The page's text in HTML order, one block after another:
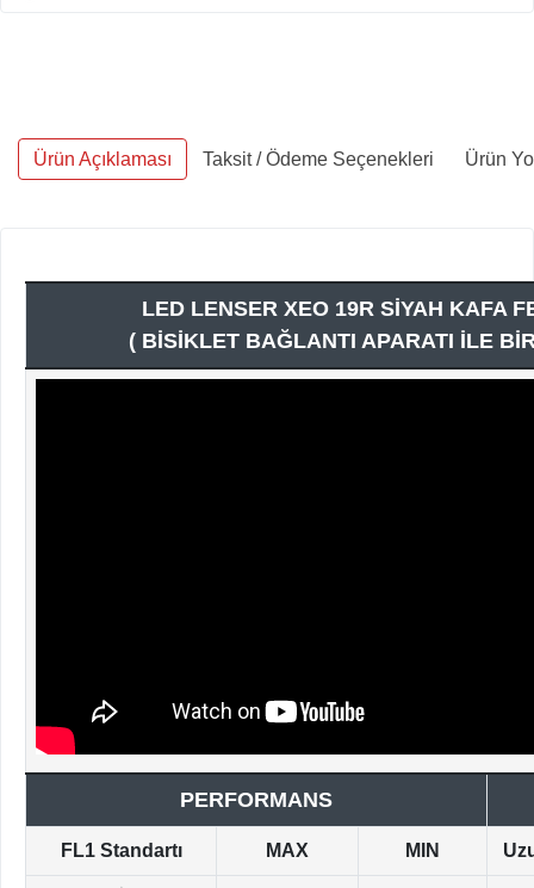
Ürün Açıklaması Taksit / Ödeme Seçenekleri Ürün
LED LENSER XEO 19R SİYAH KAFA
( BİSİKLET BAĞLANTI APARATI İLE
PERFORMANS
FL1 Standartı MAX MIN